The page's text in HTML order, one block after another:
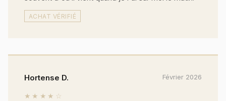
ACHAT VÉRIFIÉ
Hortense D. Février 2026
★★★★☆